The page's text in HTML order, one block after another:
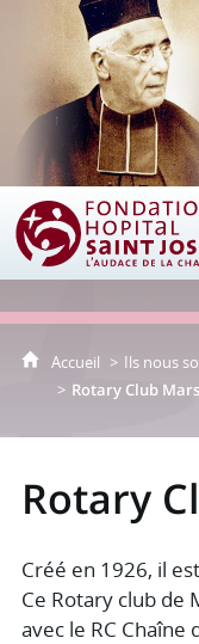
Accueil Ils nous
Rotary Club
Rotary
Créé en 1926, il
Ce Rotary club de
avec le RC